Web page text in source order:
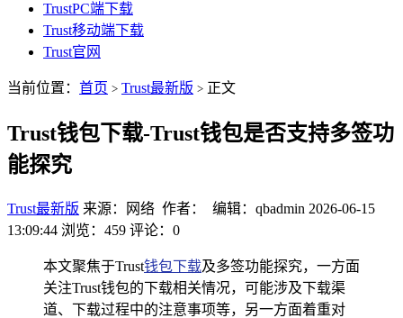
TrustPC端下载
Trust移动端下载
Trust官网
当前位置： 首页 > Trust最新版 > 正文
Trust钱包下载-Trust钱包是否支持多签功
能探究
Trust最新版 来源：网络 作者： 编辑：qbadmin 2026-06-15
13:09:44 浏览：459 评论：0
本文聚焦于Trust钱包下载及多签功能探究，一方面
关注Trust钱包的下载相关情况，可能涉及下载渠
道、下载过程中的注意事项等，另一方面着重对